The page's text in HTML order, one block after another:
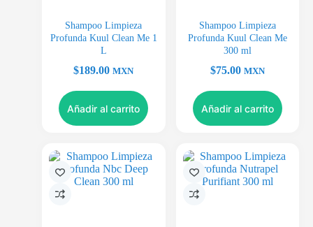
Shampoo Limpieza
Profunda Kuul Clean Me 1
L
$189.00 MXN
Añadir al carrito
Shampoo Limpieza
Profunda Kuul Clean Me
300 ml
$75.00 MXN
Añadir al carrito